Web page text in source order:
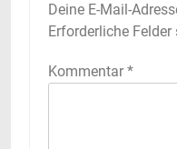
Deine E-Mail-
Erforderliche
Kommentar *